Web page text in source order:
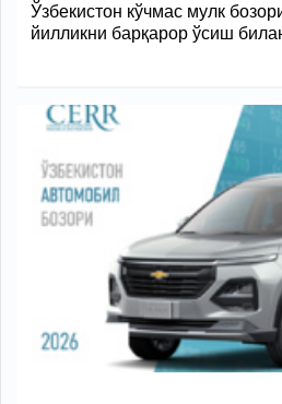
Ўзбекистон кўчмас мулк
йилликни барқарор ўсиш